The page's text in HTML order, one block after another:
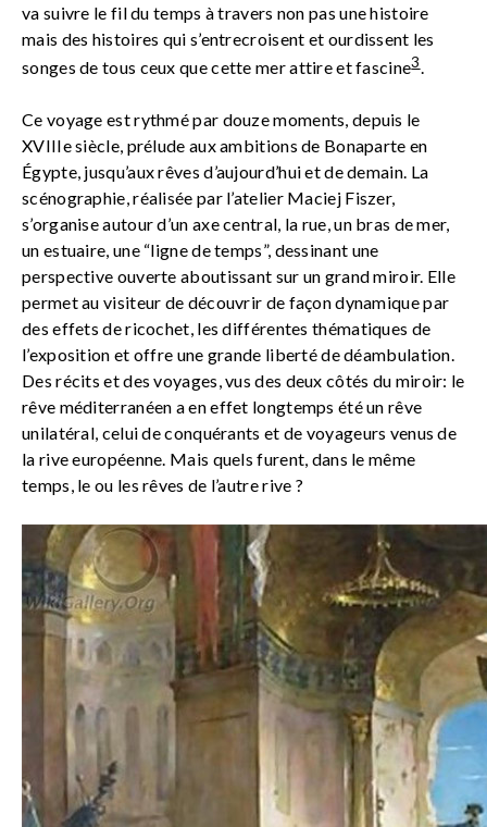
va suivre le fil du temps à travers non pas une histoire
mais des histoires qui s’entrecroisent et ourdissent les
songes de tous ceux que cette mer attire et fascine3.
Ce voyage est rythmé par douze moments, depuis le
XVIIIe siècle, prélude aux ambitions de Bonaparte en
Égypte, jusqu’aux rêves d’aujourd’hui et de demain. La
scénographie, réalisée par l’atelier Maciej Fiszer,
s’organise autour d’un axe central, la rue, un bras de mer,
un estuaire, une “ligne de temps”, dessinant une
perspective ouverte aboutissant sur un grand miroir. Elle
permet au visiteur de découvrir de façon dynamique par
des effets de ricochet, les différentes thématiques de
l’exposition et offre une grande liberté de déambulation.
Des récits et des voyages, vus des deux côtés du miroir: le
rêve méditerranéen a en effet longtemps été un rêve
unilatéral, celui de conquérants et de voyageurs venus de
la rive européenne. Mais quels furent, dans le même
temps, le ou les rêves de l’autre rive ?